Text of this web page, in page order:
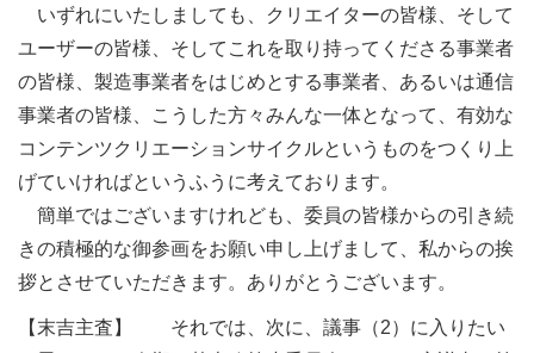
いずれにいたしましても、クリエイターの皆様、そして
ユーザーの皆様、そしてこれを取り持ってくださる事業者
の皆様、製造事業者をはじめとする事業者、あるいは通信
事業者の皆様、こうした方々みんな一体となって、有効な
コンテンツクリエーションサイクルというものをつくり上
げていければというふうに考えております。
簡単ではございますけれども、委員の皆様からの引き続
きの積極的な御参画をお願い申し上げまして、私からの挨
拶とさせていただきます。ありがとうございます。
【末吉主査】 それでは、次に、議事（2）に入りたい